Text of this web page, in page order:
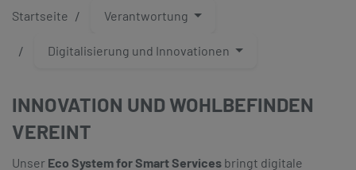
Startseite Verantwortung
Digitalisierung und Innovationen
INNOVATION UND WOHLBEFINDEN
VEREINT
Unser Eco System for Smart Services bringt digitale